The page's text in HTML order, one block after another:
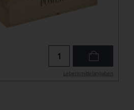
Lebensmittel­angaben